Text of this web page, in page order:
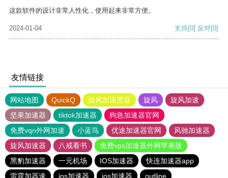
这款软件的设计非常人性化，使用起来非常方便。
2024-01-04 支持[0] 反对[0]
友情链接
网站地图 QuickQ 旋风加速度器 旋风
旋风加速
坚果加速器
tiktok加速器
狗急加速器官网
免费vqn外网加速
小蓝鸟 优途加速器官网
风驰加速器
旋风加速器
八戒看书
免费vps加速器外网苹果版
黑豹加速器
一元机场 IOS加速器
快连加速器app
雷霆加器速
ios加速器 ios加速器 outline